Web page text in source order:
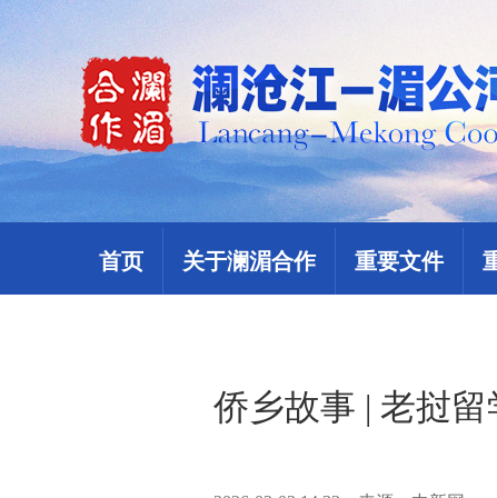
首页 关于澜湄合作 重要文件
侨乡故事 | 老挝